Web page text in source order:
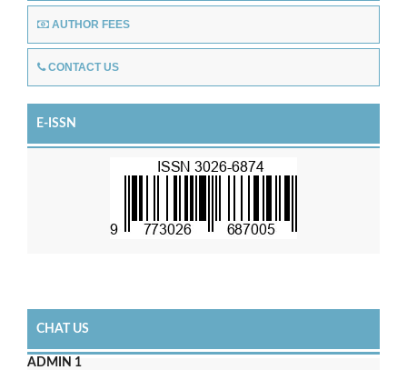
AUTHOR FEES
CONTACT US
E-ISSN
CHAT US
ADMIN 1